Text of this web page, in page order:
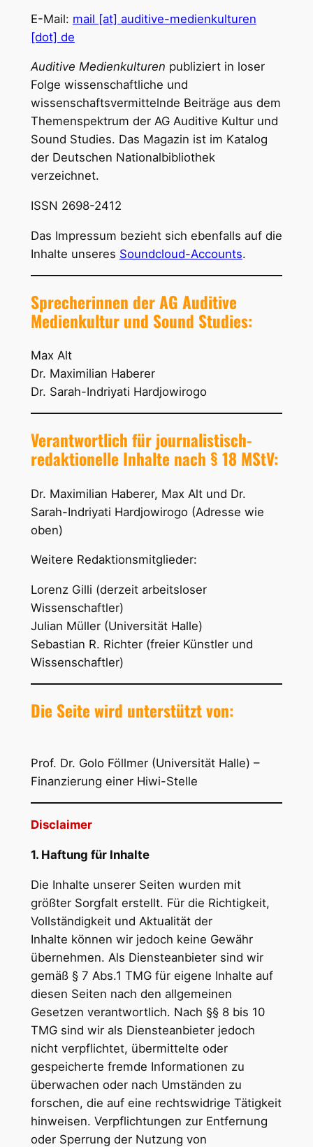
E-Mail: mail [at] auditive-medienkulturen
[dot] de
Auditive Medienkulturen publiziert in loser
Folge wissenschaftliche und
wissenschaftsvermittelnde Beiträge aus dem
Themenspektrum der AG Auditive Kultur und
Sound Studies. Das Magazin ist im Katalog
der Deutschen Nationalbibliothek
verzeichnet.
ISSN 2698-2412
Das Impressum bezieht sich ebenfalls auf die
Inhalte unseres Soundcloud-Accounts.
Sprecherinnen der AG Auditive
Medienkultur und Sound Studies:
Max Alt
Dr. Maximilian Haberer
Dr. Sarah-Indriyati Hardjowirogo
Verantwortlich für journalistisch-
redaktionelle Inhalte nach § 18 MStV:
Dr. Maximilian Haberer, Max Alt und Dr.
Sarah-Indriyati Hardjowirogo (Adresse wie
oben)
Weitere Redaktionsmitglieder:
Lorenz Gilli (derzeit arbeitsloser
Wissenschaftler)
Julian Müller (Universität Halle)
Sebastian R. Richter (freier Künstler und
Wissenschaftler)
Die Seite wird unterstützt von:
Prof. Dr. Golo Föllmer (Universität Halle) –
Finanzierung einer Hiwi-Stelle
Disclaimer
1. Haftung für Inhalte
Die Inhalte unserer Seiten wurden mit
größter Sorgfalt erstellt. Für die Richtigkeit,
Vollständigkeit und Aktualität der
Inhalte können wir jedoch keine Gewähr
übernehmen. Als Diensteanbieter sind wir
gemäß § 7 Abs.1 TMG für eigene Inhalte auf
diesen Seiten nach den allgemeinen
Gesetzen verantwortlich. Nach §§ 8 bis 10
TMG sind wir als Diensteanbieter jedoch
nicht verpflichtet, übermittelte oder
gespeicherte fremde Informationen zu
überwachen oder nach Umständen zu
forschen, die auf eine rechtswidrige Tätigkeit
hinweisen. Verpflichtungen zur Entfernung
oder Sperrung der Nutzung von